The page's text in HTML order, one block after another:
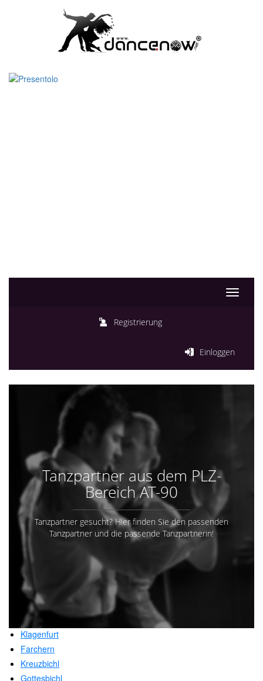
Toggle
Registrierung
Einloggen
Tanzpartner aus dem PLZ-
Bereich AT-90
Tanzpartner gesucht? Hier finden Sie den passenden
Tanzpartner und die passende Tanzpartnerin!
Klagenfurt
Farchern
Kreuzbichl
Gottesbichl